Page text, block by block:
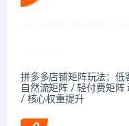
拼多多店铺矩阵玩法：低
自然流矩阵 / 轻付费矩阵
/ 核心权重提升